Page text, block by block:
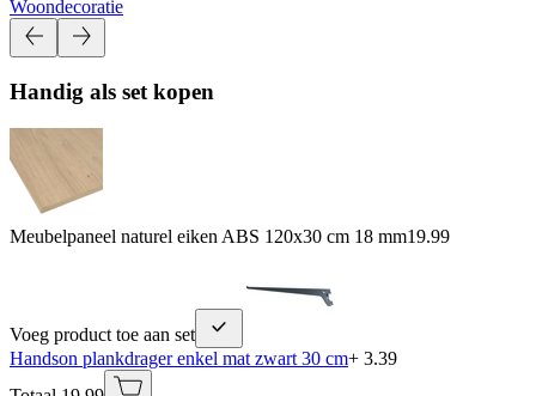
Woondecoratie
Handig als set kopen
Meubelpaneel naturel eiken ABS 120x30 cm 18 mm19.99
Voeg product toe aan set
Handson plankdrager enkel mat zwart 30 cm+ 3.39